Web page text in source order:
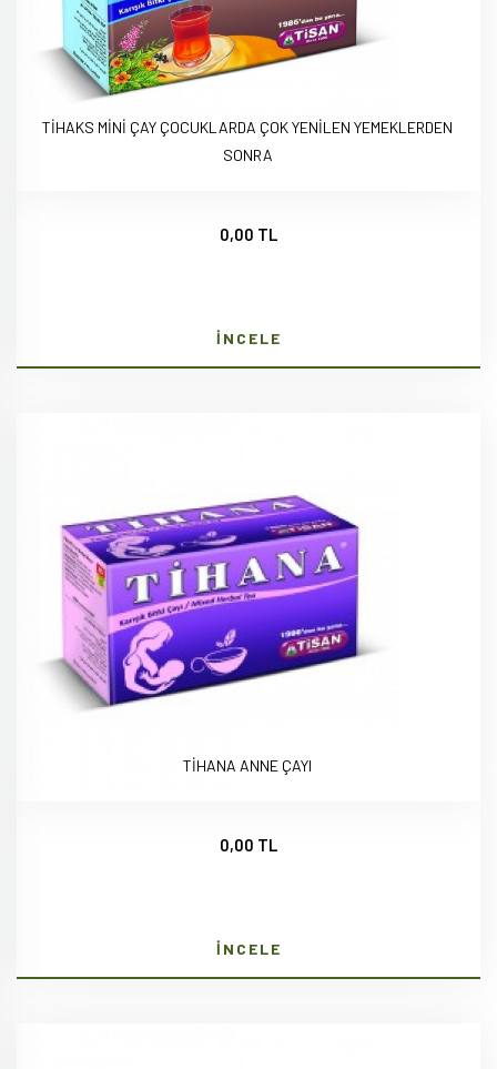
TİHAKS MİNİ ÇAY ÇOCUKLARDA ÇOK YENİLEN YEMEKLERDEN
SONRA
0,00 TL
İNCELE
TİHANA ANNE ÇAYI
0,00 TL
İNCELE